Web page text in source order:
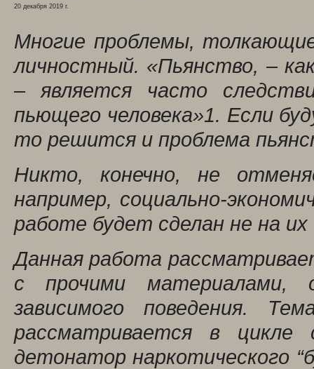
20 декабря 2019 г.
Многие проблемы,
личностный. «Пьянство, –
– является часто
пьющего человека»1. Если
то решится и проблема
Никто, конечно, не
например, социально-
работе будет сделан не на их
Данная работа
с прочими материалами,
зависимого поведения.
рассматривается в цикле
детонатор наркотического